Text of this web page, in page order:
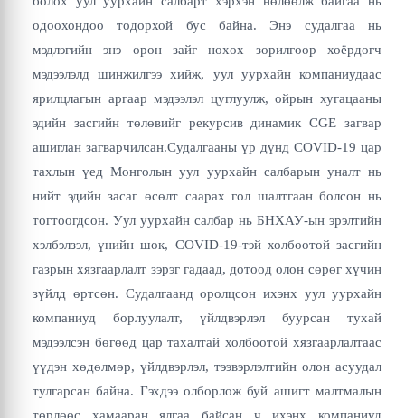
одоохондоо тодорхой бус байна. Энэ судалгаа нь
мэдлэгийн энэ орон зайг нөхөх зорилгоор хоёрдогч
мэдээлэлд шинжилгээ хийж, уул уурхайн компаниудаас
ярилцлагын аргаар мэдээлэл цуглуулж, ойрын хугацааны
эдийн засгийн төлөвийг рекурсив динамик CGE загвар
ашиглан загварчилсан.Судалгааны үр дүнд COVID-19 цар
тахлын үед Монголын уул уурхайн салбарын уналт нь
нийт эдийн засаг өсөлт саарах гол шалтгаан болсон нь
тогтоогдсон. Уул уурхайн салбар нь БНХАУ-ын эрэлтийн
хэлбэлзэл, үнийн шок, COVID-19-тэй холбоотой засгийн
газрын хязгаарлалт зэрэг гадаад, дотоод олон сөрөг хүчин
зүйлд өртсөн. Судалгаанд оролцсон ихэнх уул уурхайн
компаниуд борлуулалт, үйлдвэрлэл буурсан тухай
мэдээлсэн бөгөөд цар тахалтай холбоотой хязгаарлалтаас
үүдэн хөдөлмөр, үйлдвэрлэл, тээвэрлэлтийн олон асуудал
тулгарсан байна. Гэхдээ олборлож буй ашигт малтмалын